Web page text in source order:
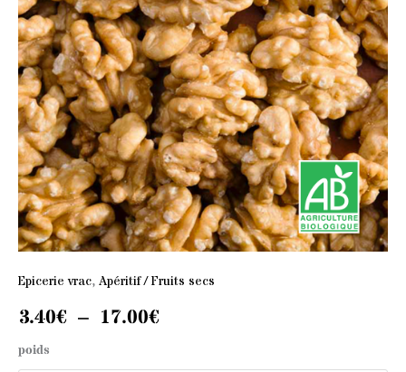
Epicerie vrac, Apéritif / Fruits secs
3.40€ – 17.00€
à
17.00€
poids